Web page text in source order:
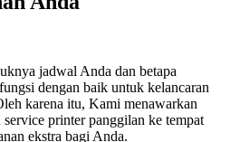
jadwal Anda dan betapa
dengan baik untuk kelancaran
karena itu, Kami menawarkan
printer panggilan ke tempat
ekstra bagi Anda.